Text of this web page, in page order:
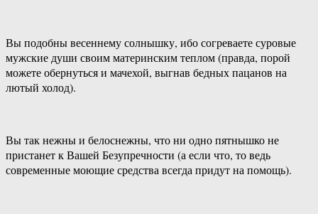
Вы подобны весеннему солнышку, ибо согреваете суровые
мужские души своим материнским теплом (правда, порой
можете обернуться и мачехой, выгнав бедных пацанов на
лютый холод).
Вы так нежны и белоснежны, что ни одно пятнышко не
пристанет к Вашей Безупречности (а если что, то ведь
современные моющие средства всегда придут на помощь).